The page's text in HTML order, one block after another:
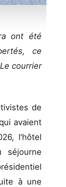
ont été
ce
courrier
de
avaient
l’hôtel
séjourne
à une